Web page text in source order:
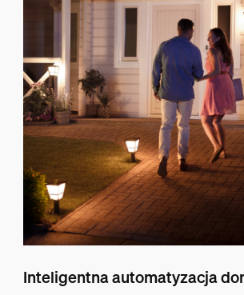
Inteligentna automatyzacja